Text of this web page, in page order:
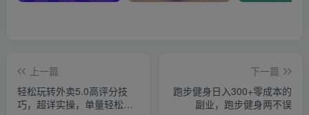
上一篇
轻松玩转外卖5.0高评分技
巧，超详实操，单量轻松翻
下一篇
跑步健身日入300+零成本的
副业，跑步健身两不误